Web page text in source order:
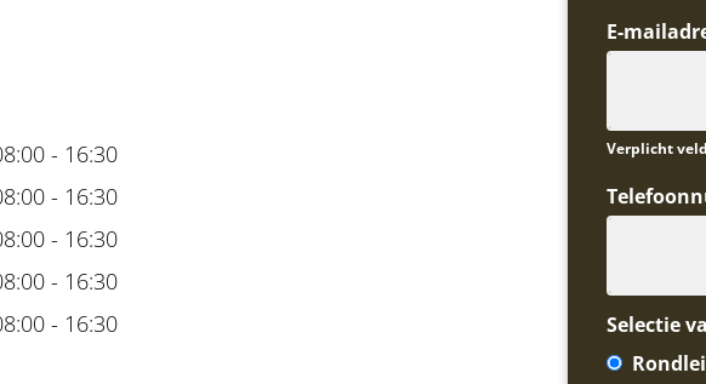
- 16:30
- 16:30
- 16:30
- 16:30
- 16:30
E-
Verplicht
Selectie